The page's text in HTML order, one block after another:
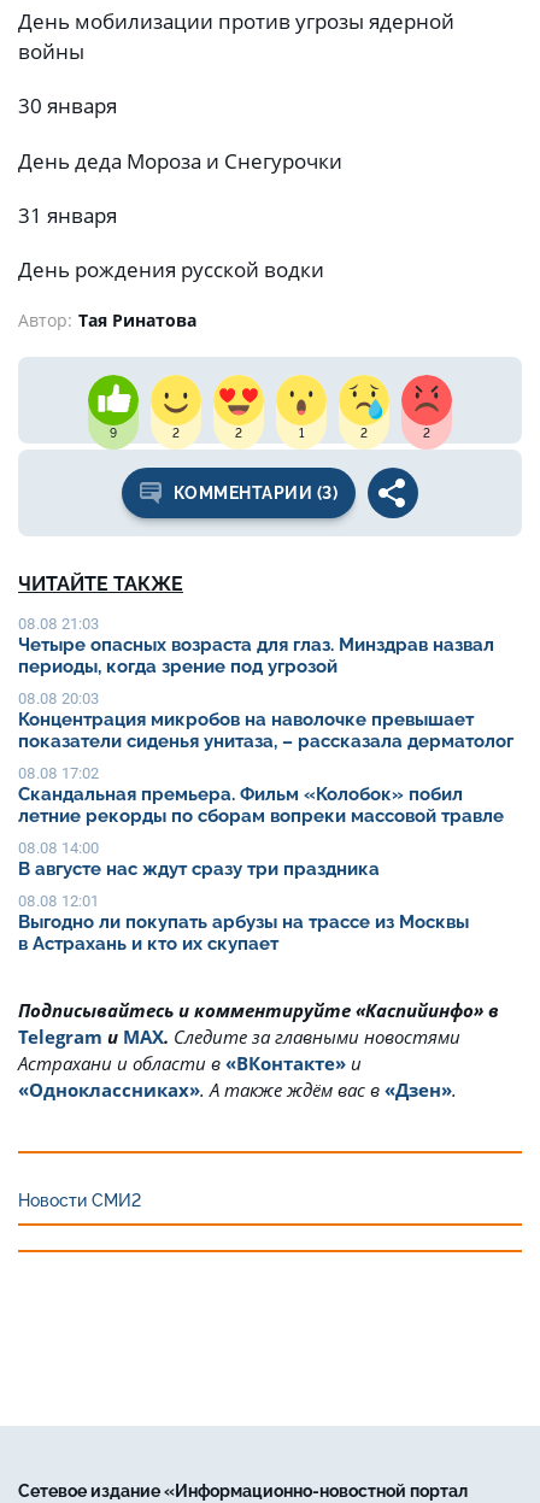
День мобилизации против угрозы ядерной
войны
30 января
День деда Мороза и Снегурочки
31 января
День рождения русской водки
Автор: Тая Ринатова
9 2 2 1 2 2
КОММЕНТАРИИ (3)
ЧИТАЙТЕ ТАКЖЕ
08.08 21:03
Четыре опасных возраста для глаз. Минздрав назвал
периоды, когда зрение под угрозой
08.08 20:03
Концентрация микробов на наволочке превышает
показатели сиденья унитаза, – рассказала дерматолог
08.08 17:02
Скандальная премьера. Фильм «Колобок» побил
летние рекорды по сборам вопреки массовой травле
08.08 14:00
В августе нас ждут сразу три праздника
08.08 12:01
Выгодно ли покупать арбузы на трассе из Москвы
в Астрахань и кто их скупает
Подписывайтесь и комментируйте «Каспийинфо» в
Telegram и MAX. Cледите за главными новостями
Астрахани и области в «ВКонтакте» и
«Одноклассниках». А также ждём вас в «Дзен».
Новости СМИ2
Сетевое издание «Информационно-новостной портал